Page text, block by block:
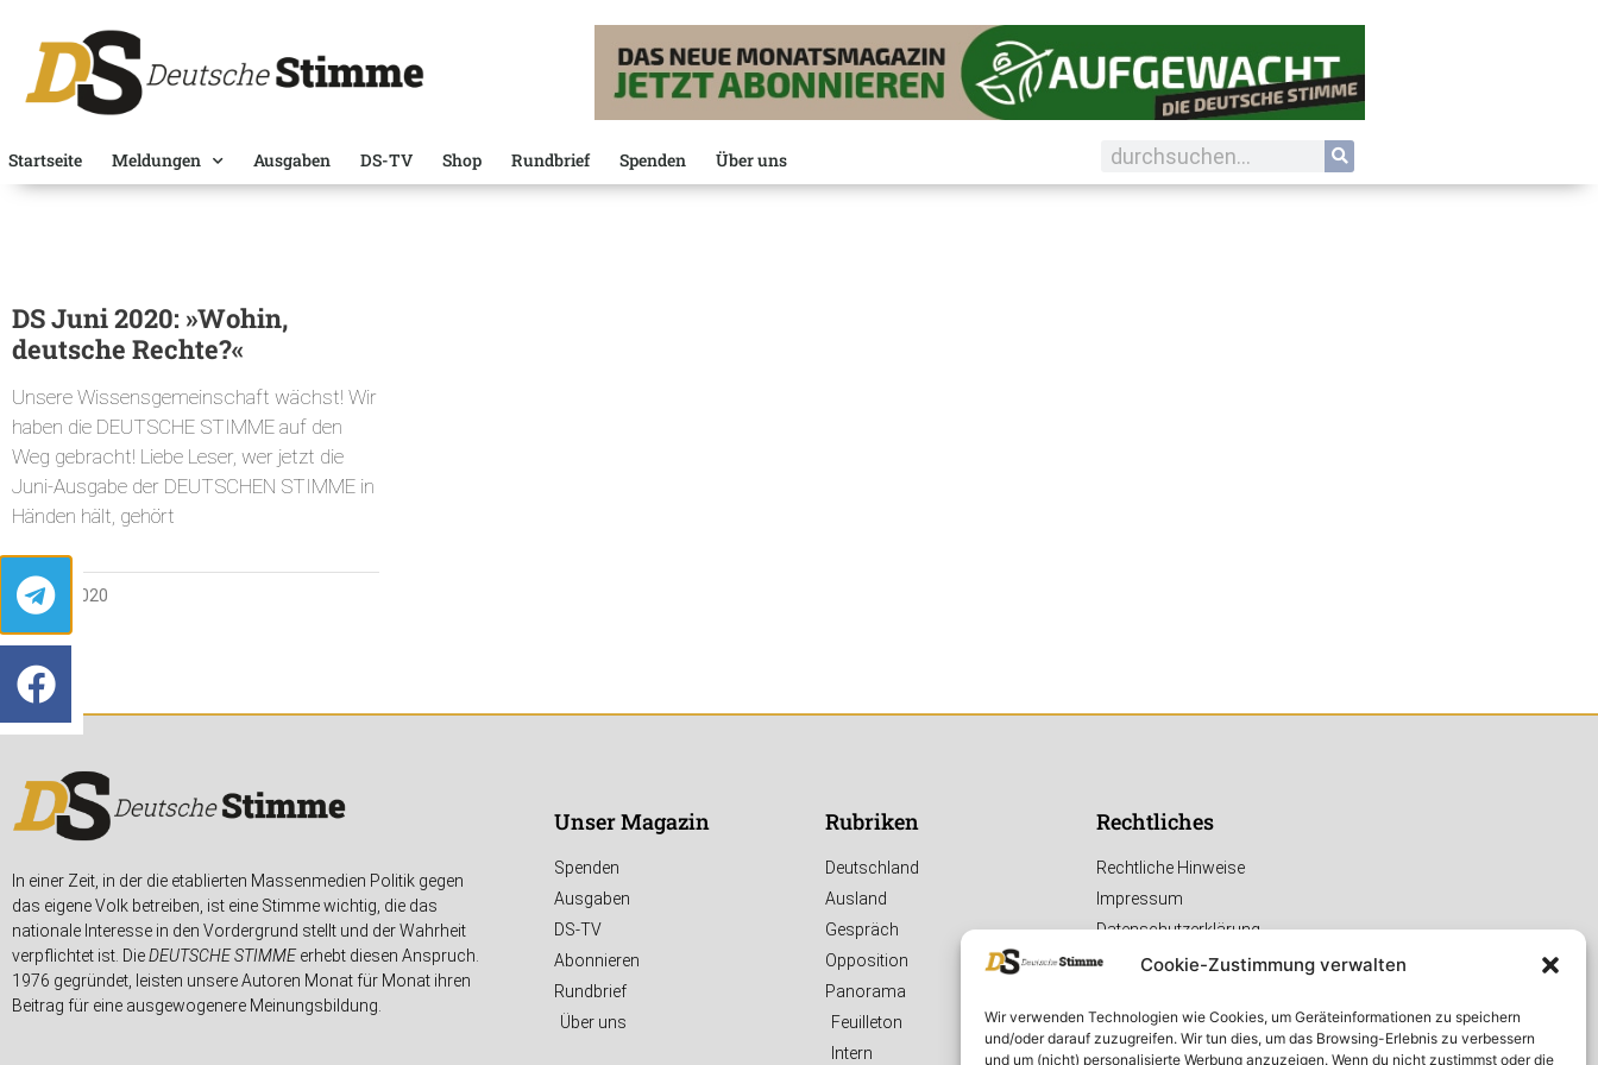
Cookie-Zustimmung verwalten
Wir verwenden Technologien wie Cookies, um Geräteinformationen zu speichern
und/oder darauf zuzugreifen. Wir tun dies, um das Browsing-Erlebnis zu verbessern
und um (nicht) personalisierte Werbung anzuzeigen. Wenn du nicht zustimmst oder die
Startseite Meldungen Ausgaben DS-TV Shop Rundbrief Spenden Über uns
DS Juni 2020: »Wohin,
deutsche Rechte?«
Unsere Wissensgemeinschaft wächst! Wir
haben die DEUTSCHE STIMME auf den
Weg gebracht! Liebe Leser, wer jetzt die
Juni-Ausgabe der DEUTSCHEN STIMME in
Händen hält, gehört
30. MAI 2020
In einer Zeit, in der die etablierten Massenmedien Politik gegen
das eigene Volk betreiben, ist eine Stimme wichtig, die das
nationale Interesse in den Vordergrund stellt und der Wahrheit
verpflichtet ist. DieDEUTSCHE STIMMEerhebt diesen Anspruch.
1976 gegründet, leisten unsere Autoren Monat für Monat ihren
Beitrag für eine ausgewogenere Meinungsbildung.
Unser Magazin
Spenden
Ausgaben
DS-TV
Abonnieren
Rundbrief
Über uns
Rubriken
Deutschland
Ausland
Gespräch
Opposition
Panorama
Feuilleton
Intern
Rechtliches
Rechtliche Hinweise
Impressum
Datenschutzerklärung